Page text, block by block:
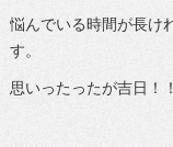
悩んでいる時間が長け
す。
思いったったが吉日！！